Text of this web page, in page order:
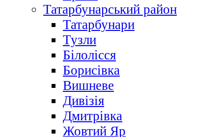
Татарбунарський район
Татарбунари
Тузли
Білолісся
Борисівка
Вишневе
Дивізія
Дмитрівка
Жовтий Яр